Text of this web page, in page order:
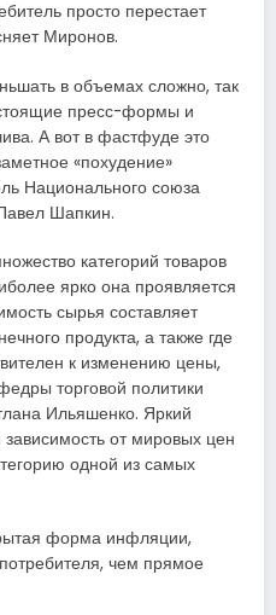
просто перестает
Миронов.
в объемах сложно, так
пресс-формы и
А вот в фастфуде это
«похудение»
Национального союза
Шапкин.
категорий товаров
ярко она проявляется
сырья составляет
продукта, а также где
к изменению цены,
торговой политики
Ильяшенко. Яркий
от мировых цен
одной из самых
форма инфляции,
чем прямое